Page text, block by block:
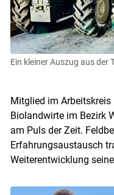
Ein kleiner Auszug aus der
Mitglied im
Biolandwirte im Bezirk
am Puls der Zeit.
Erfahrungsaustausch
Weiterentwicklung